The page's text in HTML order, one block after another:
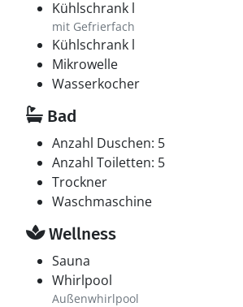
Kühlschrank l
mit Gefrierfach
Kühlschrank l
Mikrowelle
Wasserkocher
Bad
Anzahl Duschen: 5
Anzahl Toiletten: 5
Trockner
Waschmaschine
Wellness
Sauna
Whirlpool
Außenwhirlpool